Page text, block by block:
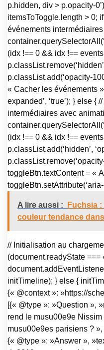
p.hidden, div > p.opacity-
itemsToToggle.length > 0;
événements
(idx !== 0 && idx !==
p.classList.add(‘opacity-
« Cacher les événements
expanded’, ‘true’); } else {
intermédiaires avec
(idx !== 0 && idx !==
p.classList.add(‘hidden’,
toggleBtn.textContent = «
toggleBtn.setAttribute(‘aria-
A lire aussi :
Fuchsia
couleur tendance
// Initialisation au
(document.readyState ===
initTimeline); } else {
{« @context »: »https://
[{« @type »: »Question »,
rend le musu00e9e
musu00e9es parisiens ?
{« @type »: »Answer »,